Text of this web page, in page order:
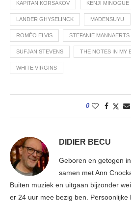
KAPITAN KORSAKOV KENJI MINOGUE
LANDER GHYSELINCK MADENSUYU
ROMÉO ELVIS STEFANIE MANNAERTS
SUFJAN STEVENS THE NOTES IN MY
WHITE VIRGINS
0
DIDIER BECU
Geboren en getogen
samen met Ann
Buiten muziek en uitgaan bijzonder
er 24 uur mee bezig ben. Persoonlijke